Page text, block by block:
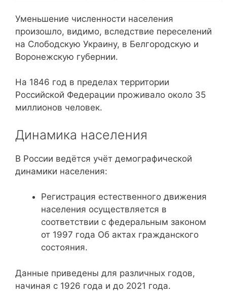
Уменьшение численности населения
произошло, видимо, вследствие переселений
на Слободскую Украину, в Белгородскую и
Воронежскую губернии.
На 1846 год в пределах территории
Российской Федерации проживало около 35
миллионов человек.
Динамика населения
В России ведётся учёт демографической
динамики населения:
Регистрация естественного движения
населения осуществляется в
соответствии с федеральным законом
от 1997 года Об актах гражданского
состояния.
Данные приведены для различных годов,
начиная с 1926 года и до 2021 года.